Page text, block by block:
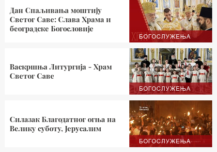
БОГОСЛУЖЕЊА
Дан Спаљивања моштију
Светог Саве: Слава Храма и
београдске Богословије
БОГОСЛУЖЕЊА
Васкршња Литургија - Храм
Светог Саве
БОГОСЛУЖЕЊА
Силазак Благодатног огња на
Велику суботу, Јерусалим